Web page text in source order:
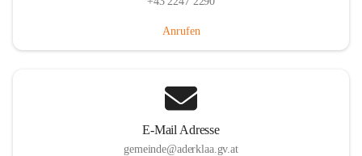
Anrufen
E-Mail Adresse
gemeinde@aderklaa.gv.at